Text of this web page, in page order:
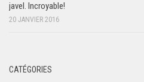
javel. Incroyable!
20 JANVIER 2016
CATÉGORIES